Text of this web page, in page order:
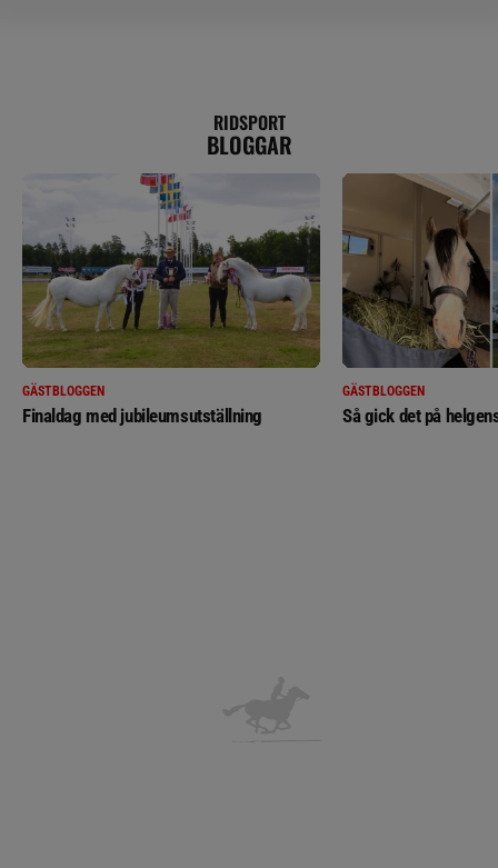
RIDSPORT
BLOGGAR
GÄSTBLOGGEN
Finaldag med jubileumsutställning
GÄSTBLOGGEN
Så gick det på